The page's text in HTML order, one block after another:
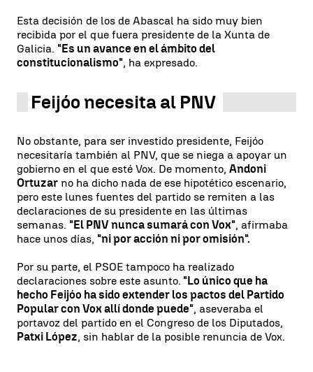
Esta decisión de los de Abascal ha sido muy bien
recibida por el que fuera presidente de la Xunta de
Galicia. "Es un avance en el ámbito del
constitucionalismo", ha expresado.
Feijóo necesita al PNV
No obstante, para ser investido presidente, Feijóo
necesitaría también al PNV, que se niega a apoyar un
gobierno en el que esté Vox. De momento, Andoni
Ortuzar no ha dicho nada de ese hipotético escenario,
pero este lunes fuentes del partido se remiten a las
declaraciones de su presidente en las últimas
semanas. "El PNV nunca sumará con Vox", afirmaba
hace unos días, "ni por acción ni por omisión".
Por su parte, el PSOE tampoco ha realizado
declaraciones sobre este asunto. "Lo único que ha
hecho Feijóo ha sido extender los pactos del Partido
Popular con Vox allí donde puede", aseveraba el
portavoz del partido en el Congreso de los Diputados,
Patxi López, sin hablar de la posible renuncia de Vox.